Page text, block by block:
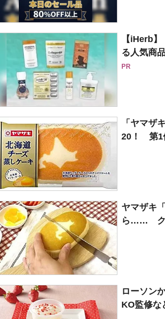
【iHerb
る人気商
PR
「ヤマザ
20！ 第1
ヤマザキ
ら…… ク
ローソン
KO監修な